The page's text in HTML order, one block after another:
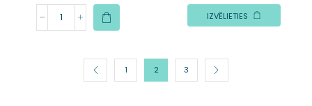
IZVĒLIETIES
1 2 3